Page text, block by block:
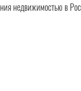
недвижимостью в